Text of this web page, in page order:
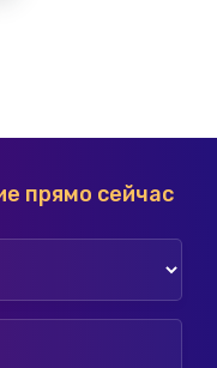
прямо сейчас